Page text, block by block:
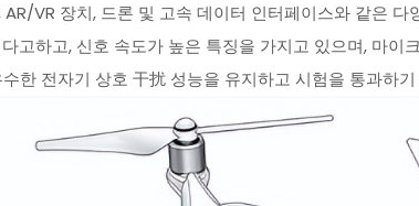
VR 장치, 드론 및 고속 데이터 인터페이스와 같은 다
고하고, 신호 속도가 높은 특징을 가지고 있으며, 마이
한 전자기 상호 干扰 성능을 유지하고 시험을 통과하